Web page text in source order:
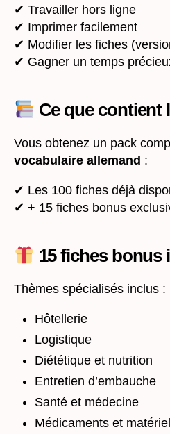
✔ Travailler hors ligne
✔ Imprimer facilement
✔ Modifier les fiches
✔ Gagner un temps
Ce que contient
Vous obtenez un pack
vocabulaire allemand :
✔ Les 100 fiches déjà
✔ + 15 fiches bonus
15 fiches bonus
Thèmes spécialisés inclus :
Hôtellerie
Logistique
Diététique et nutrition
Entretien d’embauche
Santé et médecine
Médicaments et